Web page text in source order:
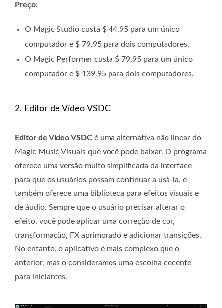
Preço:
O Magic Studio custa $ 44.95 para um único
computador e $ 79.95 para dois computadores.
O Magic Performer custa $ 79.95 para um único
computador e $ 139.95 para dois computadores.
2. Editor de Vídeo VSDC
Editor de Vídeo VSDC é uma alternativa não linear do
Magic Music Visuals que você pode baixar. O programa
oferece uma versão muito simplificada da interface
para que os usuários possam continuar a usá-la, e
também oferece uma biblioteca para efeitos visuais e
de áudio. Sempre que o usuário precisar alterar o
efeito, você pode aplicar uma correção de cor,
transformação, FX aprimorado e adicionar transições.
No entanto, o aplicativo é mais complexo que o
anterior, mas o consideramos uma escolha decente
para iniciantes.